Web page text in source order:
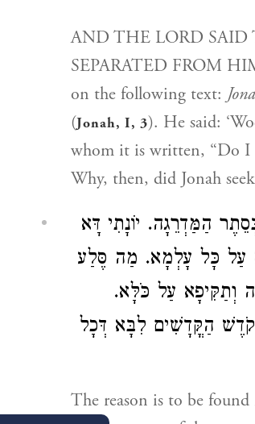
AND THE LORD SAID
SEPARATED FROM
on the following text:
(Jonah, I, 3). He said:
whom it is written, “Do I
Why, then, did Jonah
הַמַּדְרֵגָה. יוֹנָתִי דָּא
עַל כָּל עָלְמָא. מַה סֶּלַע
וְתַקִּיפָא עַל כֹּלָּא.
הַקֳּדָשִׁים לִבָּא דְּכָל
The reason is to be